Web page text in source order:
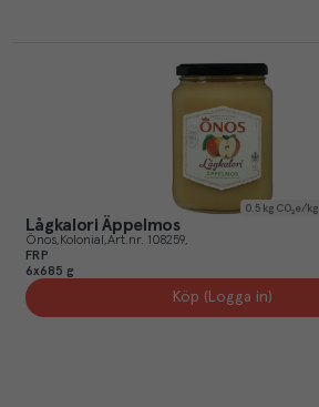
0.5 kg CO₂e/kg
Lågkalori Äppelmos
Önos Kolonial Art.nr. 108259
FRP
6x685 g
Köp (Logga in)